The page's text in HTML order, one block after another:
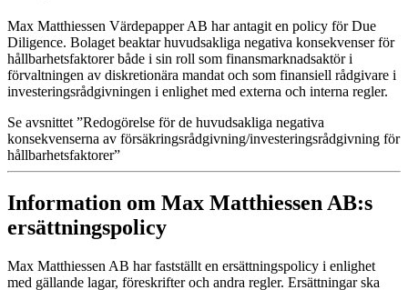
Max Matthiessen Värdepapper AB har antagit en policy för Due
Diligence. Bolaget beaktar huvudsakliga negativa konsekvenser för
hållbarhetsfaktorer både i sin roll som finansmarknadsaktör i
förvaltningen av diskretionära mandat och som finansiell rådgivare i
investeringsrådgivningen i enlighet med externa och interna regler.
Se avsnittet ”Redogörelse för de huvudsakliga negativa
konsekvenserna av försäkringsrådgivning/investeringsrådgivning för
hållbarhetsfaktorer”
Information om Max Matthiessen AB:s
ersättningspolicy
Max Matthiessen AB har fastställt en ersättningspolicy i enlighet
med gällande lagar, föreskrifter och andra regler. Ersättningar ska